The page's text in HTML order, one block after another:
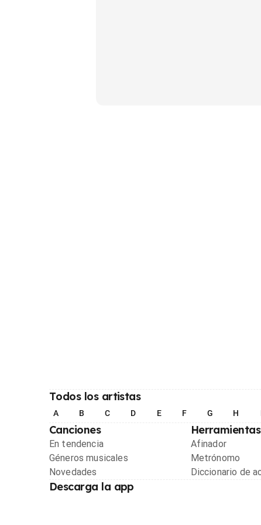
Todos los artistas
A B C D E F G H
Canciones
En tendencia
Géneros musicales
Novedades
Herramientas
Afinador
Metrónomo
Diccionario de
Descarga la app